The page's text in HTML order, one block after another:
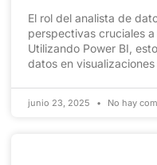
El rol del analista de
perspectivas cruciales
Utilizando Power BI,
datos en
junio 23, 2025 No hay